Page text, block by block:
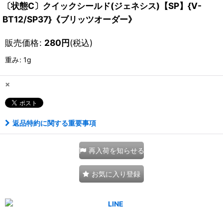
〔状態C〕クイックシールド(ジェネシス)【SP】{V-
BT12/SP37}《ブリッツオーダー》
販売価格: 280円(税込)
重み: 1g
×
返品特約に関する重要事項
再入荷を知らせる
お気に入り登録